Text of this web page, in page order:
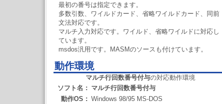
最初の番号は指定できます。
多数引数、ワイルドカード、省略ワイルドカード、同前
文法対応です。
マルチ入力対応です。ワイルド、省略ワイルドに対応し
ています。
msdos汎用です。MASMのソースも付けています。
動作環境
マルチ行回数番号付与の対応動作環境
ソフト名： マルチ行回数番号付与
動作OS： Windows 98/95 MS-DOS